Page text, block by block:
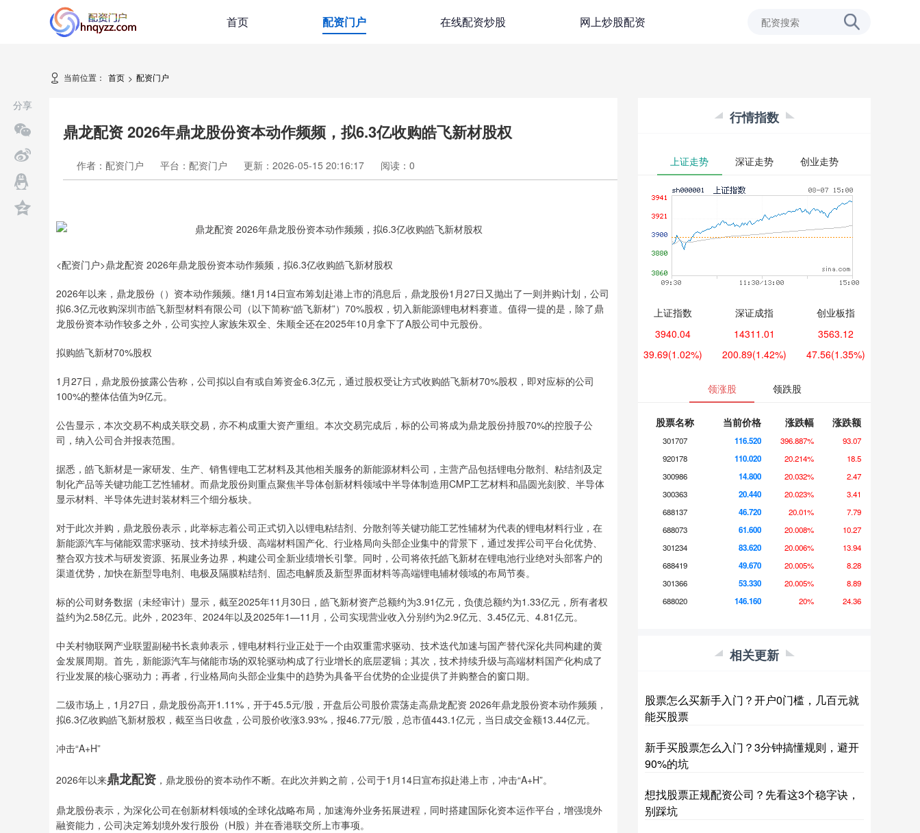
首页 配资门户 在线配资炒股 网上炒股配资
当前位置： 首页 > 配资门户
鼎龙配资 2026年鼎龙股份资本动作频频，拟6.3亿收购皓飞新材股权
作者：配资门户 平台：配资门户 更新：2026-05-15 20:16:17 阅读： 0
<配资门户>鼎龙配资 2026年鼎龙股份资本动作频频，拟6.3亿收购皓飞新材股权
2026年以来，鼎龙股份（）资本动作频频。继1月14日宣布筹划赴港上市的消息后，鼎龙股份1月27日又抛出了一则并购计划，公司
拟6.3亿元收购深圳市皓飞新型材料有限公司（以下简称“皓飞新材”）70%股权，切入新能源锂电材料赛道。值得一提的是，除了鼎
龙股份资本动作较多之外，公司实控人家族朱双全、朱顺全还在2025年10月拿下了A股公司中元股份。
拟购皓飞新材70%股权
1月27日，鼎龙股份披露公告称，公司拟以自有或自筹资金6.3亿元，通过股权受让方式收购皓飞新材70%股权，即对应标的公司
100%的整体估值为9亿元。
公告显示，本次交易不构成关联交易，亦不构成重大资产重组。本次交易完成后，标的公司将成为鼎龙股份持股70%的控股子公
司，纳入公司合并报表范围。
据悉，皓飞新材是一家研发、生产、销售锂电工艺材料及其他相关服务的新能源材料公司，主营产品包括锂电分散剂、粘结剂及定
制化产品等关键功能工艺性辅材。而鼎龙股份则重点聚焦半导体创新材料领域中半导体制造用CMP工艺材料和晶圆光刻胶、半导体
显示材料、半导体先进封装材料三个细分板块。
对于此次并购，鼎龙股份表示，此举标志着公司正式切入以锂电粘结剂、分散剂等关键功能工艺性辅材为代表的锂电材料行业，在
新能源汽车与储能双需求驱动、技术持续升级、高端材料国产化、行业格局向头部企业集中的背景下，通过发挥公司平台化优势、
整合双方技术与研发资源、拓展业务边界，构建公司全新业绩增长引擎。同时，公司将依托皓飞新材在锂电池行业绝对头部客户的
渠道优势，加快在新型导电剂、电极及隔膜粘结剂、固态电解质及新型界面材料等高端锂电辅材领域的布局节奏。
标的公司财务数据（未经审计）显示，截至2025年11月30日，皓飞新材资产总额约为3.91亿元，负债总额约为1.33亿元，所有者权
益约为2.58亿元。此外，2023年、2024年以及2025年1—11月，公司实现营业收入分别约为2.9亿元、3.45亿元、4.81亿元。
中关村物联网产业联盟副秘书长袁帅表示，锂电材料行业正处于一个由双重需求驱动、技术迭代加速与国产替代深化共同构建的黄
金发展周期。首先，新能源汽车与储能市场的双轮驱动构成了行业增长的底层逻辑；其次，技术持续升级与高端材料国产化构成了
行业发展的核心驱动力；再者，行业格局向头部企业集中的趋势为具备平台优势的企业提供了并购整合的窗口期。
二级市场上，1月27日，鼎龙股份高开1.11%，开于45.5元/股，开盘后公司股价震荡走高鼎龙配资 2026年鼎龙股份资本动作频频，
拟6.3亿收购皓飞新材股权，截至当日收盘，公司股价收涨3.93%，报46.77元/股，总市值443.1亿元，当日成交金额13.44亿元。
冲击“A+H”
2026年以来鼎龙配资 ，鼎龙股份的资本动作不断。在此次并购之前，公司于1月14日宣布拟赴港上市，冲击“A+H”。
鼎龙股份表示，为深化公司在创新材料领域的全球化战略布局，加速海外业务拓展进程，同时搭建国际化资本运作平台，增强境外
融资能力，公司决定筹划境外发行股份（H股）并在香港联交所上市事项。
分享
行情指数
上证走势 深证走势 创业走势
上证指数
3940.04
39.69(1.02%)
深证成指
14311.01
200.89(1.42%)
创业板指
3563.12
47.56(1.35%)
领涨股 领跌股
股票名称 当前价格 涨跌幅 涨跌额
301707 116.520 396.887%
93.07
920178
110.020 20.214%
18.5
300986
14.800 20.032%
2.47
300363
20.440 20.023%
3.41
688137
46.720 20.01%
7.79
688073
61.600 20.008%
10.27
301234
83.620 20.006%
13.94
688419
49.670 20.005%
8.28
301366
53.330 20.005%
8.89
688020
146.160 20% 24.36
相关更新
股票怎么买新手入门？开户0门槛，几百元就
能买股票
新手买股票怎么入门？3分钟搞懂规则，避开
90%的坑
想找股票正规配资公司？先看这3个稳字诀，
别踩坑